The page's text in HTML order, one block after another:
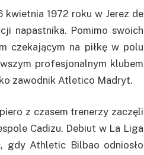
kwietnia 1972 roku w Jerez de
napastnika. Pomimo swoich
czekającym na piłkę w polu
profesjonalnym klubem
zawodnik Atletico Madryt.
z czasem trenerzy zaczęli
Cadizu. Debiut w La Liga
gdy Athletic Bilbao odniosło